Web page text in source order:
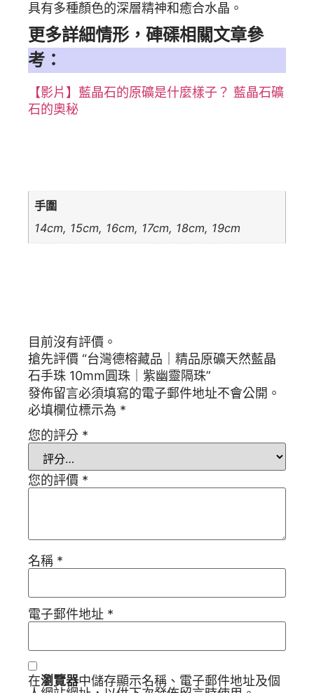
具有多種顏色的深層精神和癒合水晶。
更多詳細情形，硨磲相關文章參
考：
【影片】藍晶石的原礦是什麼樣子？ 藍晶石礦
石的奧秘
手圍
14cm, 15cm, 16cm, 17cm, 18cm, 19cm
目前沒有評價。
搶先評價 “台灣德榕藏品｜精品原礦天然藍晶
石手珠 10mm圓珠｜紫幽靈隔珠”
發佈留言必須填寫的電子郵件地址不會公開。
必填欄位標示為 *
您的評分 *
您的評價 *
名稱 *
電子郵件地址 *
在瀏覽器中儲存顯示名稱、電子郵件地址及個